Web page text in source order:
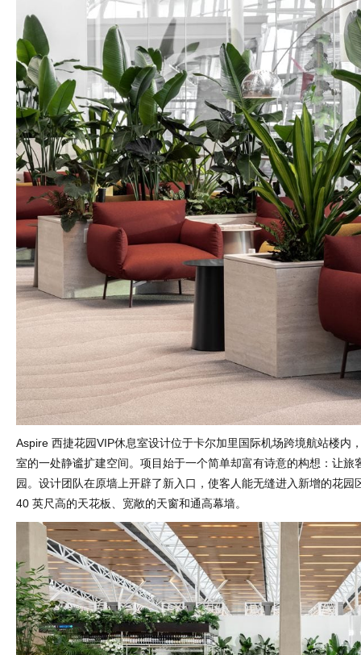
Aspire 西捷花园VIP休息室设计位于卡尔加里国际机场跨境航站楼内
室的一处静谧扩建空间。项目始于一个简单却富有诗意的构想：让旅
园。设计团队在原墙上开辟了新入口，使客人能无缝进入新增的花
40 英尺高的天花板、宽敞的天窗和通高幕墙。